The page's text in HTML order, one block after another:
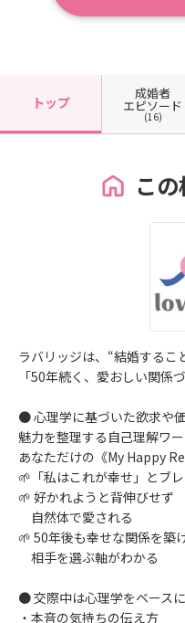
トップ
成婚者
エピソード
(16)
こ
ラバリッジは、“結婚するこ
「50年続く、愛おしい関係
● 心理学に基づいた欲求や価
魅力を整理する自己理解ワー
あなただけの《My Happy
🌱「私はこれが幸せ」とブ
🌱 好かれようと背伸びせず
自然体で愛される
🌱 50年後も幸せな関係を築
相手を選ぶ軸がわかる
● 交際中は心理学をベースに
・本音の気持ちの伝え方